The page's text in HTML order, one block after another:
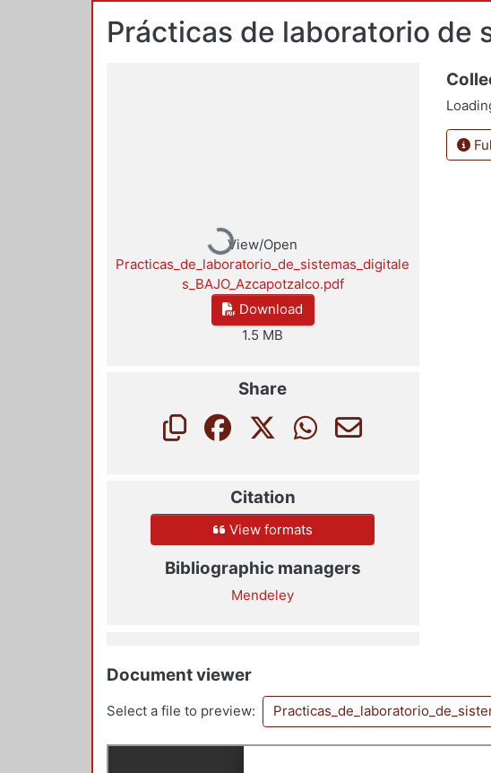
Prácticas de laboratorio de
Loading...
View/Open
Practicas_de_laboratorio_de_sistemas_digitale
s_BAJO_Azcapotzalco.pdf
Download
1.5 MB
Share
Citation
View formats
Bibliographic managers
Mendeley
Document viewer
Select a file to preview: